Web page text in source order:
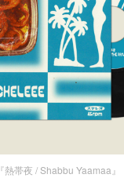
『熱帯夜 / Shabbu Yaamaa』